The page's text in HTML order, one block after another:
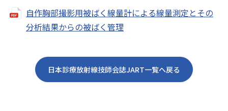
自作胸部撮影用被ばく線量計による線量測定とその
分析結果からの被ばく管理
日本診療放射線技師会誌JART一覧へ戻る